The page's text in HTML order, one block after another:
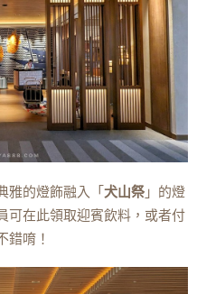
雅的燈飾融入「犬山祭 」的燈
可在此領取迎賓飲料，或者付
錯唷！